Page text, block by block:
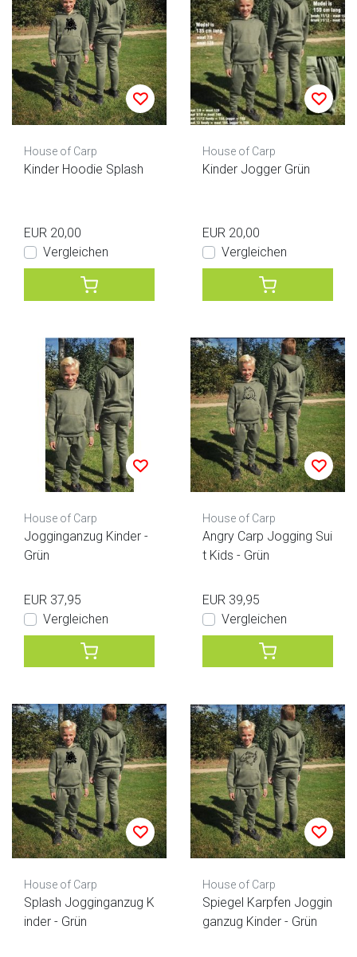
House of Carp
Kinder Hoodie Splash
EUR 20,00
Vergleichen
House of Carp
Kinder Jogger Grün
EUR 20,00
Vergleichen
House of Carp
Jogginganzug Kinder -
Grün
EUR 37,95
Vergleichen
House of Carp
Angry Carp Jogging Sui
t Kids - Grün
EUR 39,95
Vergleichen
House of Carp
Splash Jogginganzug K
inder - Grün
House of Carp
Spiegel Karpfen Joggin
ganzug Kinder - Grün